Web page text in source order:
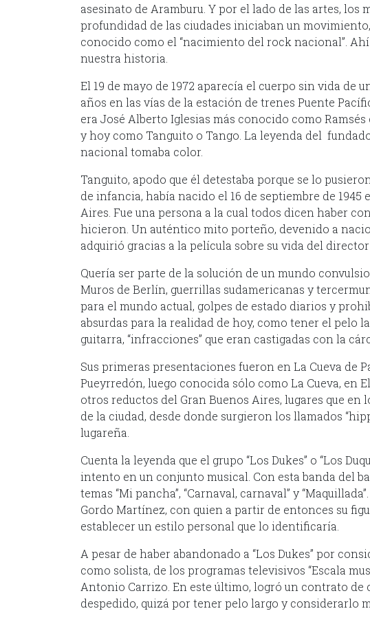
asesinato de Aramburu. Y por el lado de las artes, los
profundidad de las ciudades iniciaban un
conocido como el “nacimiento del rock nacional”.
nuestra historia.
El 19 de mayo de 1972 aparecía el cuerpo sin vida de
años en las vías de la estación de trenes Puente
era José Alberto Iglesias más conocido como Ramsés
y hoy como Tanguito o Tango. La leyenda del
nacional tomaba color.
Tanguito, apodo que él detestaba porque se lo
de infancia, había nacido el 16 de septiembre de
Aires. Fue una persona a la cual todos dicen haber
hicieron. Un auténtico mito porteño, devenido a
adquirió gracias a la película sobre su vida del
Quería ser parte de la solución de un mundo
Muros de Berlín, guerrillas sudamericanas y
para el mundo actual, golpes de estado diarios y
absurdas para la realidad de hoy, como tener el pelo
guitarra, “infracciones” que eran castigadas con la
Sus primeras presentaciones fueron en La Cueva de
Pueyrredón, luego conocida sólo como La Cueva, en
otros reductos del Gran Buenos Aires, lugares que
de la ciudad, desde donde surgieron los llamados
lugareña.
Cuenta la leyenda que el grupo “Los Dukes” o “Los
intento en un conjunto musical. Con esta banda del
temas “Mi pancha”, “Carnaval, carnaval” y
Gordo Martínez, con quien a partir de entonces su
establecer un estilo personal que lo identificaría.
A pesar de haber abandonado a “Los Dukes” por
como solista, de los programas televisivos “Escala
Antonio Carrizo. En este último, logró un contrato de
despedido, quizá por tener pelo largo y considerarlo